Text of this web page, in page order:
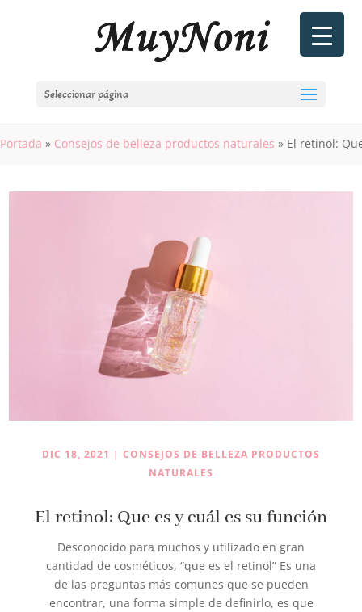
Seleccionar página
Portada » Consejos de belleza productos naturales » El retinol:
DIC 18, 2021 | CONSEJOS DE BELLEZA PRODUCTOS
NATURALES
El retinol: Que es y cuál es su función
Desconocido para muchos y utilizado en gran
cantidad de cosméticos, “que es el retinol” Es una
de las preguntas más comunes que se pueden
encontrar, una forma simple de definirlo, es que